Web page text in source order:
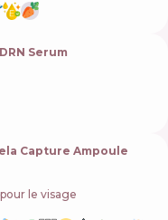
Serum
Capture Ampoule
le visage